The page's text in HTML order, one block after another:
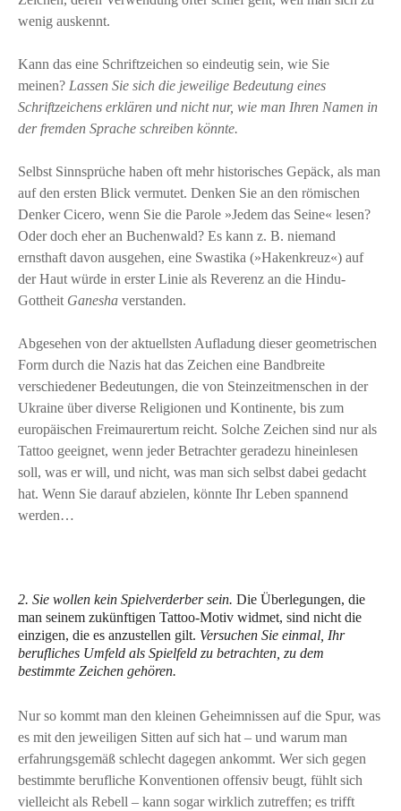
wenig auskennt.
Kann das eine Schriftzeichen so eindeutig sein, wie Sie
meinen? Lassen Sie sich die jeweilige Bedeutung eines
Schriftzeichens erklären und nicht nur, wie man Ihren Namen in
der fremden Sprache schreiben könnte.
Selbst Sinnsprüche haben oft mehr historisches Gepäck, als man
auf den ersten Blick vermutet. Denken Sie an den römischen
Denker Cicero, wenn Sie die Parole »Jedem das Seine« lesen?
Oder doch eher an Buchenwald? Es kann z. B. niemand
ernsthaft davon ausgehen, eine Swastika (»Hakenkreuz«) auf
der Haut würde in erster Linie als Reverenz an die Hindu-
Gottheit Ganesha verstanden.
Abgesehen von der aktuellsten Aufladung dieser geometrischen
Form durch die Nazis hat das Zeichen eine Bandbreite
verschiedener Bedeutungen, die von Steinzeitmenschen in der
Ukraine über diverse Religionen und Kontinente, bis zum
europäischen Freimaurertum reicht. Solche Zeichen sind nur als
Tattoo geeignet, wenn jeder Betrachter geradezu hineinlesen
soll, was er will, und nicht, was man sich selbst dabei gedacht
hat. Wenn Sie darauf abzielen, könnte Ihr Leben spannend
werden…
2. Sie wollen kein Spielverderber sein. Die Überlegungen, die
man seinem zukünftigen Tattoo-Motiv widmet, sind nicht die
einzigen, die es anzustellen gilt. Versuchen Sie einmal, Ihr
berufliches Umfeld als Spielfeld zu betrachten, zu dem
bestimmte Zeichen gehören.
Nur so kommt man den kleinen Geheimnissen auf die Spur, was
es mit den jeweiligen Sitten auf sich hat – und warum man
erfahrungsgemäß schlecht dagegen ankommt. Wer sich gegen
bestimmte berufliche Konventionen offensiv beugt, fühlt sich
vielleicht als Rebell – kann sogar wirklich zutreffen; es trifft